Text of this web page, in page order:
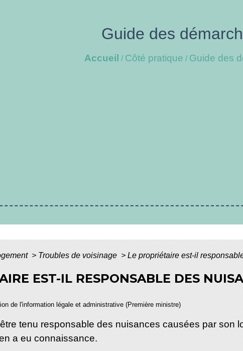
Guide des
Accueil / Côté pratique / Guide des
> Troubles de voisinage > Le propriétaire est-il
EST-IL RESPONSABLE DES
de l'information légale et administrative (Première ministre)
tenu responsable des nuisances causées par son
a eu connaissance.